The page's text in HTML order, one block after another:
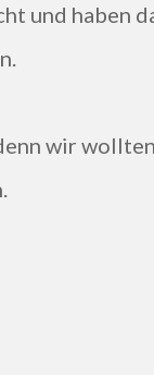
und haben
wir